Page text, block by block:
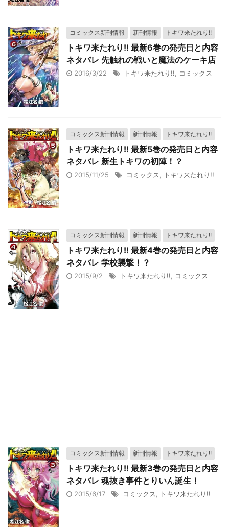
コミックス新刊情報 新刊情報 トキワ来たれり!!
トキワ来たれり!! 最新6巻の発売日と内容
ネタバレ 先触れの戦いと魔法のケーキ店
2016/3/22 トキワ来たれり!!, コミックス
コミックス新刊情報 新刊情報 トキワ来たれり!!
トキワ来たれり!! 最新5巻の発売日と内容
ネタバレ 新生トキワの初陣！？
2015/11/25 コミックス, トキワ来たれり!!
コミックス新刊情報 新刊情報 トキワ来たれり!!
トキワ来たれり!! 最新4巻の発売日と内容
ネタバレ 学校襲撃！？
2015/9/2 トキワ来たれり!! コミックス
コミックス新刊情報 新刊情報 トキワ来たれり!!
トキワ来たれり!! 最新3巻の発売日と内容
ネタバレ 魂抜き事件とりいん誕生！
2015/6/17 コミックス トキワ来たれり!!